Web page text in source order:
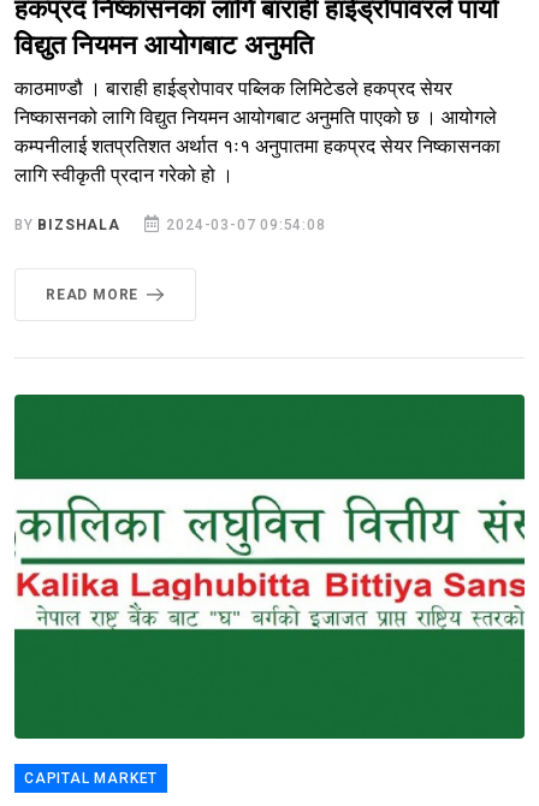
हकप्रद निष्कासनका लागि बाराही हाईड्रोपावरले पायो
विद्युत नियमन आयोगबाट अनुमति
काठमाण्डौ । बाराही हाईड्रोपावर पब्लिक लिमिटेडले हकप्रद सेयर
निष्कासनको लागि विद्युत नियमन आयोगबाट अनुमति पाएको छ । आयोगले
कम्पनीलाई शतप्रतिशत अर्थात १ः१ अनुपातमा हकप्रद सेयर निष्कासनका
लागि स्वीकृती प्रदान गरेको हो ।
BY BIZSHALA 2024-03-07 09:54:08
READ MORE
CAPITAL MARKET